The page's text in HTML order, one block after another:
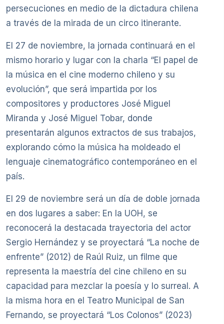
persecuciones en medio de la dictadura chilena
a través de la mirada de un circo itinerante.
El 27 de noviembre, la jornada continuará en el
mismo horario y lugar con la charla “El papel de
la música en el cine moderno chileno y su
evolución”, que será impartida por los
compositores y productores José Miguel
Miranda y José Miguel Tobar, donde
presentarán algunos extractos de sus trabajos,
explorando cómo la música ha moldeado el
lenguaje cinematográfico contemporáneo en el
país.
El 29 de noviembre será un día de doble jornada
en dos lugares a saber: En la UOH, se
reconocerá la destacada trayectoria del actor
Sergio Hernández y se proyectará “La noche de
enfrente” (2012) de Raúl Ruiz, un filme que
representa la maestría del cine chileno en su
capacidad para mezclar la poesía y lo surreal. A
la misma hora en el Teatro Municipal de San
Fernando, se proyectará “Los Colonos” (2023)